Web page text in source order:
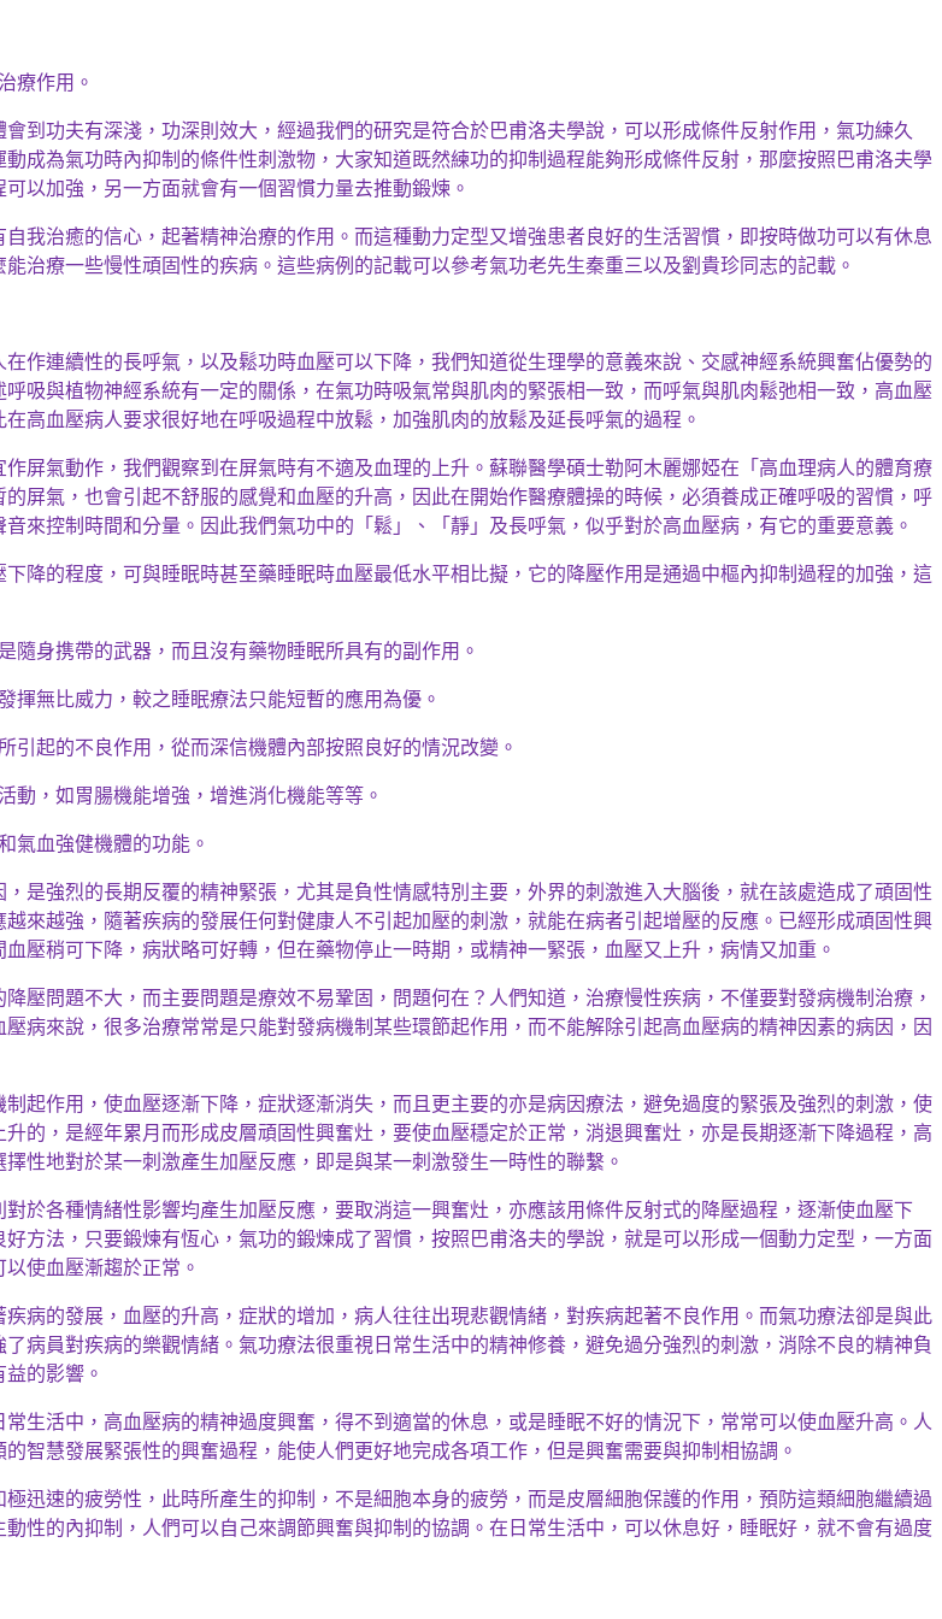
療作用。
到功夫有深淺， 功深則效大，經過我們的研究是符合於巴甫洛夫學說，可以形成條件反射作用， 氣功練久
動成為氣功時內抑制的條件性刺激物，大家知道既然練功的抑制過程能夠形成條件反射，那麼按照巴甫洛夫學
以加強，另一方面就會有一個習慣力量去推動鍛煉。
我治癒的信心，起著精神治療的作用。而這種動力定型又增強患者良好的生活習慣，即按時做功可以有休息
治療一些慢性頑固性的疾病。這些病例的記載可以參考氣功老先生秦重三以及劉貴珍同志的記載。
作連續性的長呼氣，以及鬆功時血壓可以下降，我們知道從生理學的意義來說、交感神經系統興奮佔優勢的
吸與植物神經系統有一定的關係，在氣功時吸氣常與肌肉的緊張相一致，而呼氣與肌肉鬆弛相一致，高血壓
高血壓病人要求很好地在呼吸過程中放鬆， 加強肌肉的放鬆及延長呼氣的過程。
屏氣動作，我們觀察到在屏氣時有不適及血理的上升。蘇聯醫學碩士勒阿木麗娜婭在「高血理病人的體育療
屏氣，也會引起不舒服的感覺和血壓的升高，因此在開始作醫療體操的時候，必須養成正確呼吸的習慣，呼
來控制時間和分量。因此我們氣功中的「鬆」、「靜」及長呼氣，似乎對於高血壓病，有它的重要意義。
降的程度，可與睡眠時甚至藥睡眠時血壓最低水平相比擬，它的降壓作用是通過中樞內抑制過程的加強，這
身携帶的武器，而且沒有藥物睡眠所具有的副作用。
無比威力，較之睡眠療法只能短暫的應用為優。
起的不良作用，從而深信機體內部按照良好的情況改變。
，如胃腸機能增強，增進消化機能等等。
氣血強健機體的功能。
是強烈的長期反覆的精神緊張，尤其是負性情感特別主要，外界的刺激進入大腦後，就在該處造成了頑固性
來越強，隨著疾病的發展任何對健康人不引起加壓的刺激，就能在病者引起增壓的反應。已經形成頑固性興
壓稍可下降，病狀略可好轉，但在藥物停止一時期，或精神一緊張，血壓又上升，病情又加重。
壓問題不大，而主要問題是療效不易鞏固，問題何在？人們知道，治療慢性疾病，不僅要對發病機制治療，
病來說，很多治療常常是只能對發病機制某些環節起作用，而不能解除引起高血壓病的精神因素的病因，因
起作用，使血壓逐漸下降，症狀逐漸消失，而且更主要的亦是病因療法，避免過度的緊張及強烈的刺激，使
的，是經年累月而形成皮層頑固性興奮灶，要使血壓穩定於正常，消退興奮灶，亦是長期逐漸下降過程，高
性地對於某一刺激產生加壓反應，即是與某一刺激發生一時性的聯繫。
於各種情緒性影響均產生加壓反應，要取消這一興奮灶，亦應該用條件反射式的降壓過程，逐漸使血壓下
好方法，只要鍛煉有恆心，氣功的鍛煉成了習慣，按照巴甫洛夫的學說，就是可以形成一個動力定型，一方面
使血壓漸趨於正常。
病的發展，血壓的升高，症狀的增加，病人往往出現悲觀情緒，對疾病起著不良作用。而氣功療法卻是與此
病員對疾病的樂觀情緒。氣功療法很重視日常生活中的精神修養，避免過分強烈的刺激，消除不良的精神負
的影響。
生活中，高血壓病的精神過度興奮，得不到適當的休息，或是睡眠不好的情況下，常常可以使血壓升高。人
智慧發展緊張性的興奮過程，能使人們更好地完成各項工作，但是興奮需要與抑制相協調。
迅速的疲勞性，此時所產生的抑制，不是細胞本身的疲勞，而是皮層細胞保護的作用，預防這類細胞繼續過
性的內抑制，人們可以自己來調節興奮與抑制的協調。在日常生活中，可以休息好，睡眠好，就不會有過度